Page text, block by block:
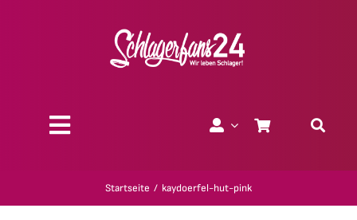
Toggle
Startseite kaydoerfel-hut-pink